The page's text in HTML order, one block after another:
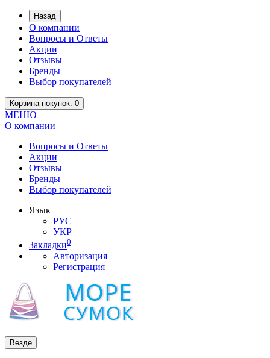
Назад
О компании
Вопросы и Ответы
Акции
Отзывы
Бренды
Выбор покупателей
Корзинапокупок: 0
МЕНЮ
О компании
Вопросы и Ответы
Акции
Отзывы
Бренды
Выбор покупателей
Язык
РУС
УКР
Закладки0
Авторизация
Регистрация
Везде